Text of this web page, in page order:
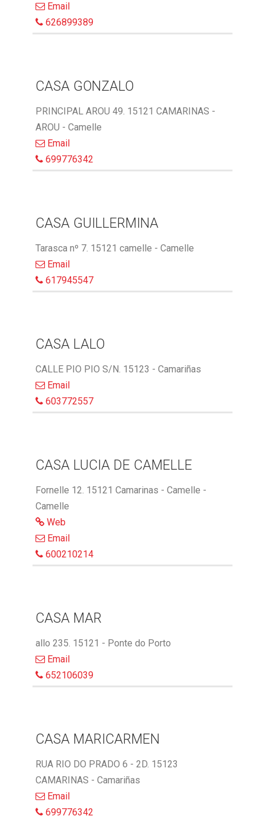
Email
626899389
CASA GONZALO
PRINCIPAL AROU 49. 15121 CAMARINAS -
AROU - Camelle
Email
699776342
CASA GUILLERMINA
Tarasca nº 7. 15121 camelle - Camelle
Email
617945547
CASA LALO
CALLE PIO PIO S/N. 15123 - Camariñas
Email
603772557
CASA LUCIA DE CAMELLE
Fornelle 12. 15121 Camarinas - Camelle -
Camelle
Web
Email
600210214
CASA MAR
allo 235. 15121 - Ponte do Porto
Email
652106039
CASA MARICARMEN
RUA RIO DO PRADO 6 - 2D. 15123
CAMARINAS - Camariñas
Email
699776342